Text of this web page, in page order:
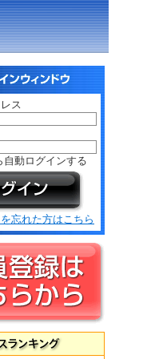
ス
自動ログインする
忘れた方はこちら